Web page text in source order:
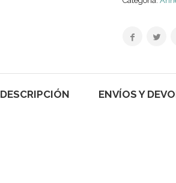
DESCRIPCIÓN ENVÍOS Y